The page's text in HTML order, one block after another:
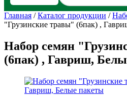
Главная /Каталог продукции /
"Грузинские травы" (6пак) ,
Набор семян
(6пак) , Гавриш,